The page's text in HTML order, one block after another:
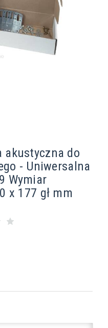
akustyczna do
- Uniwersalna
Wymiar
x 177 gł mm